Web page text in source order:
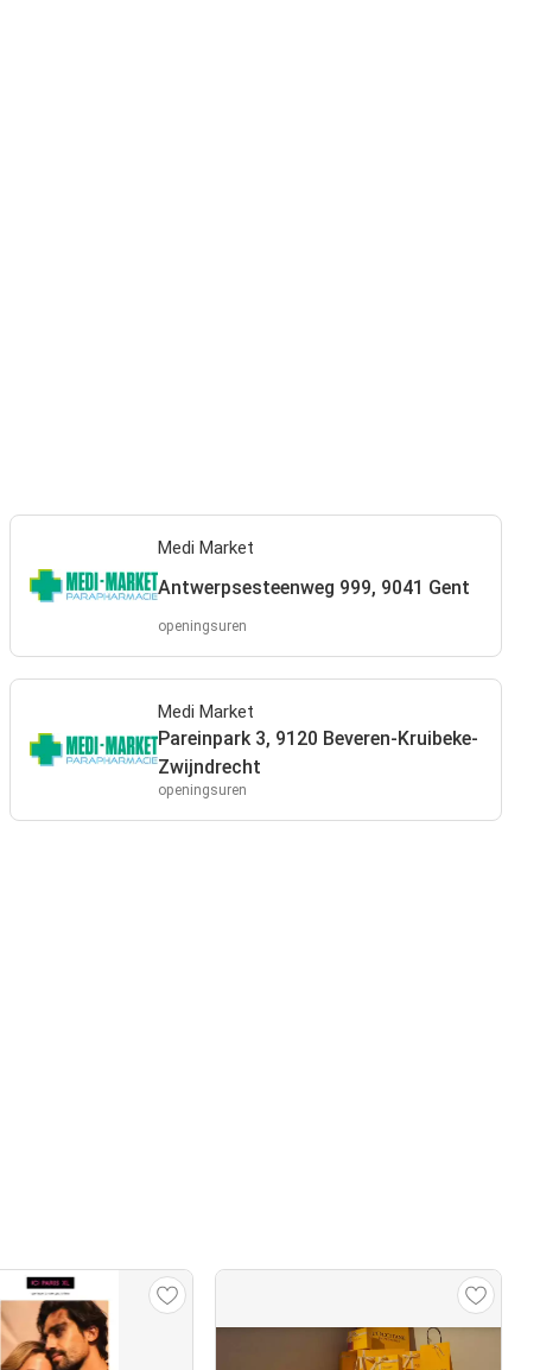
Medi Market
Antwerpsesteenweg 999, 9041 Gent
openingsuren
Medi Market
Pareinpark 3, 9120 Beveren-Kruibeke-
Zwijndrecht
openingsuren